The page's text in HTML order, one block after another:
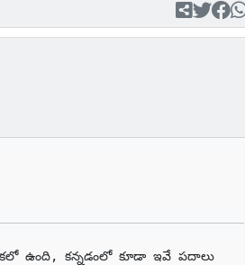
ఉంది, కన్నడంలో కూడా ఇవే పదాలు